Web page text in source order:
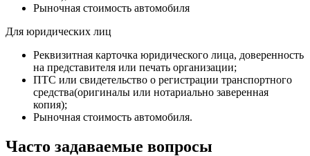
Рыночная стоимость автомобиля
Для юридических лиц
Реквизитная карточка юридического лица, доверенность
на представителя или печать организации;
ПТС или свидетельство о регистрации транспортного
средства(оригиналы или нотариально заверенная
копия);
Рыночная стоимость автомобиля.
Часто задаваемые вопросы